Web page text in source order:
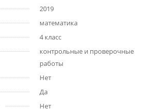
2019
математика
4 класс
контрольные и проверочные
работы
Нет
Да
Нет